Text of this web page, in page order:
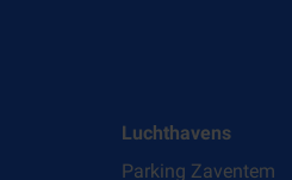
Luchthavens
Parking Zaventem